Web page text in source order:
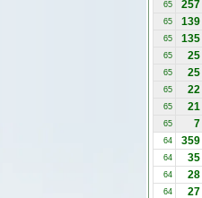
65 257
65 139
65 135
65 25
65 25
65 22
65 21
65 7
64 359
64 35
64 28
64 27